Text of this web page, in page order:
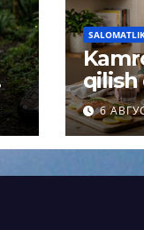
qilish
6